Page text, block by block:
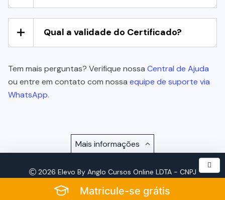
Qual a validade do Certificado?
Tem mais perguntas? Verifique nossa Central de Ajuda
ou entre em contato com nossa equipe de suporte via
WhatsApp.
Matricule-se grátis
Mais informações
2026 Elevo By Anglo Cursos Online LDTA - CNPJ
57.921.693/0001-72 - Todos os Direitos Reservados